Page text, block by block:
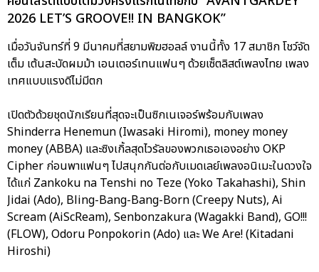
2026 LET’S GROOVE!! IN BANGKOK”
เมื่อวันจันทร์ที่ 9 มีนาคมที่สยามพิฆฮอลล์ งานนี้ทั้ง 17 สมาชิก โชว์จัด
เต็ม เต้นสะบัดผมม้า เอนเตอร์เทนแฟนๆ ด้วยเซ็ตลิสต์เพลงไทย เพลง
เทศแบบแรงดีไม่มีตก
เปิดตัวด้วยชุดนักเรียนที่สุดจะเป็นซิกเนเจอร์พร้อมกับเพลง
Shinderra Henemun (Iwasaki Hiromi), money money
money (ABBA) และซิงเกิ้ลสุดไวรัลของพวกเธอเองอย่าง OKP
Cipher ก่อนพาแฟนๆ ไปสนุกกันต่อกับเมดเลย์เพลงอนิเมะในดวงใจ
ได้แก่ Zankoku na Tenshi no Teze (Yoko Takahashi), Shin
Jidai (Ado), Bling-Bang-Bang-Born (Creepy Nuts), Ai
Scream (AiScReam), Senbonzakura (Wagakki Band), GO!!!
(FLOW), Odoru Ponpokorin (Ado) และ We Are! (Kitadani
Hiroshi)